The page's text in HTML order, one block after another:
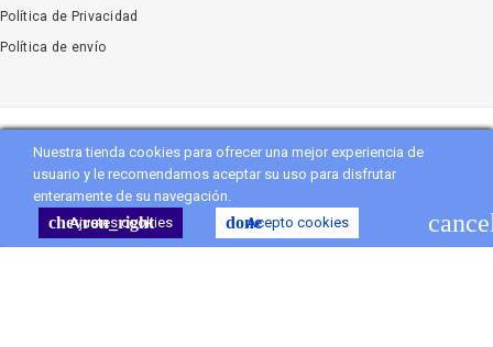
Nuestra tienda cookies para ofrecer una mejor experiencia de
usuario y le recomendamos aceptar su uso para disfrutar
enteramente de su navegación.
chevron_right
Ajustes cookies doneAcepto cookies
Política de Privacidad
Política de envío
CopyrightVanityflor.es. All Rights Reserved